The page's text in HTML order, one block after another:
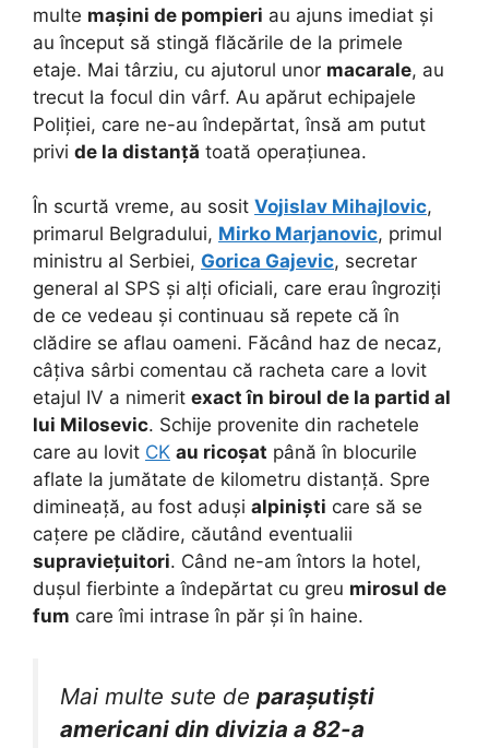
multe mașini de pompieri au ajuns imediat și
au început să stingă flăcările de la primele
etaje. Mai târziu, cu ajutorul unor macarale, au
trecut la focul din vârf. Au apărut echipajele
Poliției, care ne-au îndepărtat, însă am putut
privi de la distanță toată operațiunea.
În scurtă vreme, au sosit Vojislav Mihajlovic,
primarul Belgradului, Mirko Marjanovic, primul
ministru al Serbiei, Gorica Gajevic, secretar
general al SPS și alți oficiali, care erau îngroziți
de ce vedeau și continuau să repete că în
clădire se aflau oameni. Făcând haz de necaz,
câțiva sârbi comentau că racheta care a lovit
etajul IV a nimerit exact în biroul de la partid al
lui Milosevic. Schije provenite din rachetele
care au lovit CK au ricoșat până în blocurile
aflate la jumătate de kilometru distanță. Spre
dimineață, au fost aduși alpiniști care să se
cațere pe clădire, căutând eventualii
supraviețuitori. Când ne-am întors la hotel,
dușul fierbinte a îndepărtat cu greu mirosul de
fum care îmi intrase în păr și în haine.
Mai multe sute de parașutiști
americani din divizia a 82-a